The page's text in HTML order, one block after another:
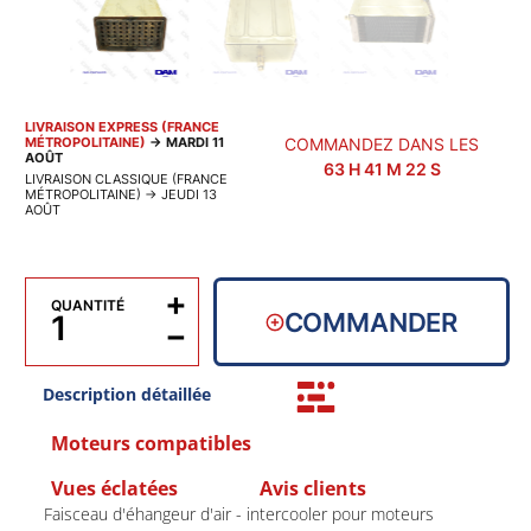
LIVRAISON EXPRESS (FRANCE
MÉTROPOLITAINE) → MARDI 11
AOÛT
LIVRAISON CLASSIQUE (FRANCE
MÉTROPOLITAINE) → JEUDI 13
AOÛT
COMMANDEZ DANS LES
63H41 M 22 S
QUANTITÉ
−
+ COMMANDER
Description détaillée
Moteurs compatibles
Vues éclatées
Avis clients
Faisceau d'éhangeur d'air - intercooler pour moteurs